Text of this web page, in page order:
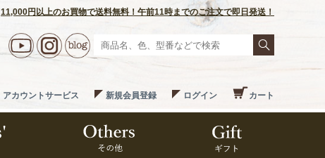
11,000円以上のお買物で送料無料！午前11時までのご注文で即日発送！
アカウントサービス 新規会員登録 ログイン カート